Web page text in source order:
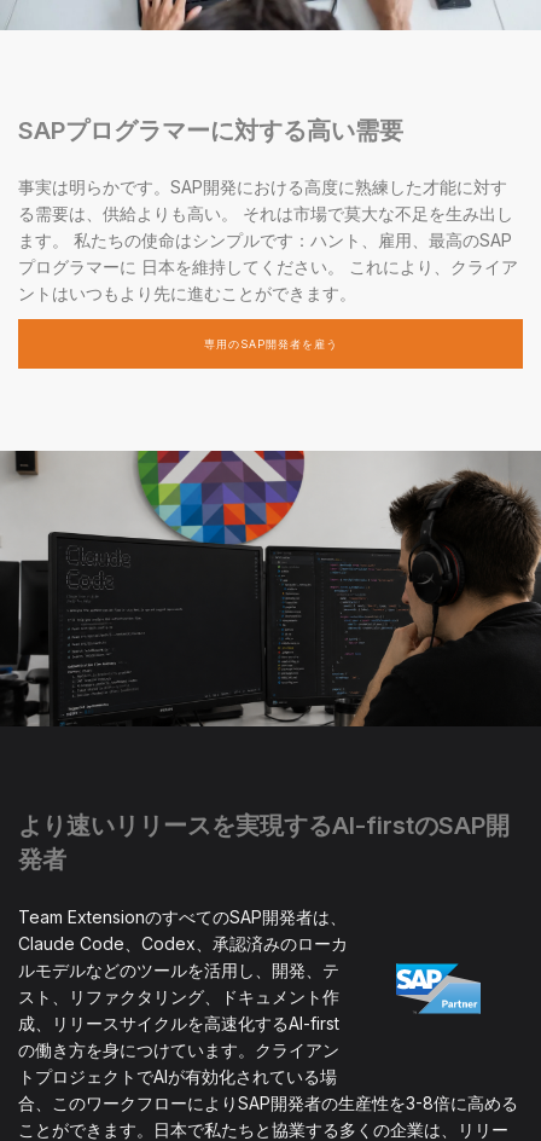
SAPプログラマーに対する高い需要
事実は明らかです。SAP開発における高度に熟練した才能に対す
る需要は、供給よりも高い。 それは市場で莫大な不足を生み出し
ます。 私たちの使命はシンプルです：ハント、雇用、最高のSAP
プログラマーに 日本を維持してください。 これにより、クライア
ントはいつもより先に進むことができます。
専用のSAP開発者を雇う
より速いリリースを実現するAI-firstのSAP開
発者
Team ExtensionのすべてのSAP開発者は、
Claude Code、Codex、承認済みのローカ
ルモデルなどのツールを活用し、開発、テ
スト、リファクタリング、ドキュメント作
成、リリースサイクルを高速化するAI-first
の働き方を身につけています。クライアン
トプロジェクトでAIが有効化されている場
合、このワークフローによりSAP開発者の生産性を3-8倍に高める
ことができます。日本で私たちと協業する多くの企業は、リリー